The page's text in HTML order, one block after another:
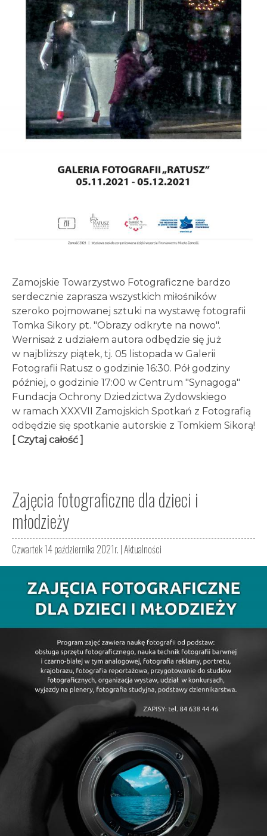
Zamojskie Towarzystwo Fotograficzne bardzo
serdecznie zaprasza wszystkich miłośników
szeroko pojmowanej sztuki na wystawę fotografii
Tomka Sikory pt. "Obrazy odkryte na nowo".
Wernisaż z udziałem autora odbędzie się już
w najbliższy piątek, tj. 05 listopada w Galerii
Fotografii Ratusz o godzinie 16:30. Pół godziny
później, o godzinie 17:00 w Centrum "Synagoga"
Fundacja Ochrony Dziedzictwa Żydowskiego
w ramach XXXVII Zamojskich Spotkań z Fotografią
odbędzie się spotkanie autorskie z Tomkiem Sikorą!
[ Czytaj całość ]
Zajęcia fotograficzne dla dzieci i
młodzieży
Czwartek 14 października 2021r. |Aktualności